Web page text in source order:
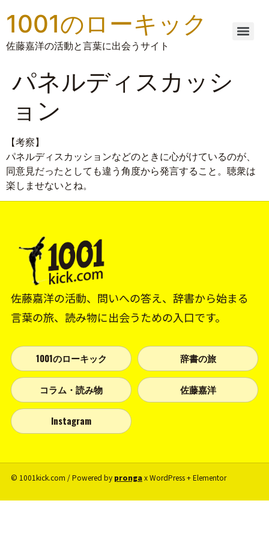
1001のローキック
佐藤嘉洋の活動と言葉に出会うサイト
パネルディスカッシ
ョン
【考察】
パネルディスカッションなどのときに心がけているのが、
同意見だったとしても違う角度から発言すること。聴衆は
楽しませないとね。
佐藤嘉洋の活動、問いへの答え、辞書から始まる
言葉の旅、読み物に出会うための入口です。
1001のローキック 辞書の旅
コラム・読み物 佐藤嘉洋
Instagram
© 1001kick.com / Powered by prongax WordPress + Elementor